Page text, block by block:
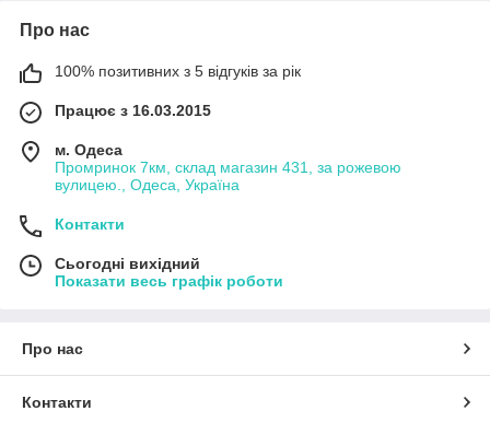
Про нас
100% позитивних з 5 відгуків за рік
Працює з 16.03.2015
м. Одеса
Промринок 7км, склад магазин 431, за рожевою
вулицею., Одеса, Україна
Контакти
Сьогодні вихідний
Показати весь графік роботи
Про нас
Контакти